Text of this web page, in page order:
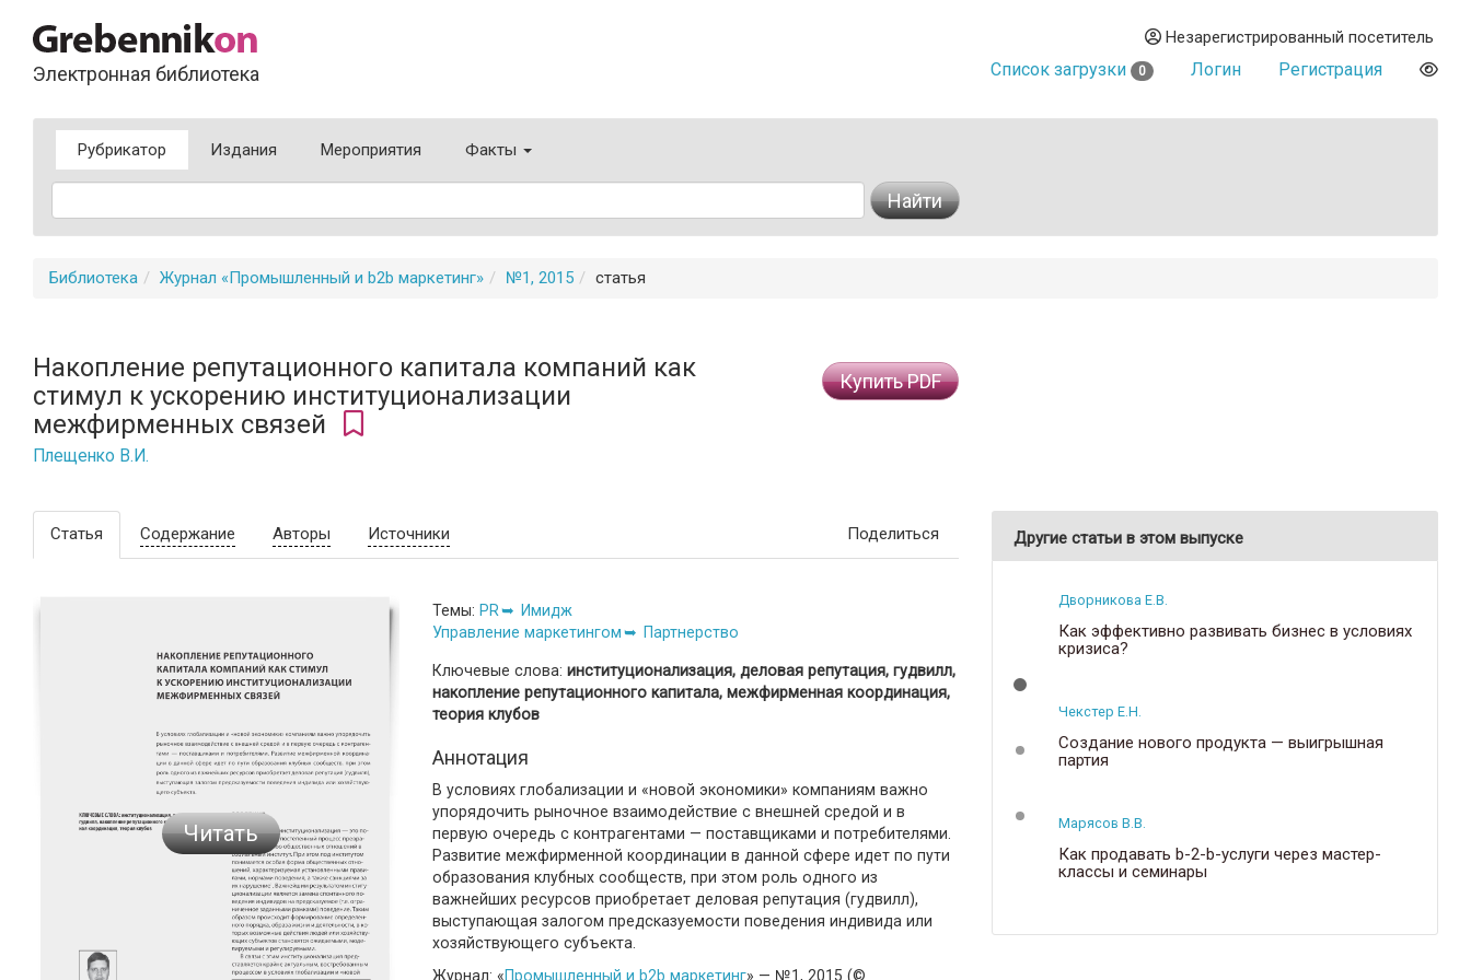
Электронная библиотека
Незарегистрированный посетитель
Список загрузки 0 Логин Регистрация
Рубрикатор Издания Мероприятия Факты
Найти
Библиотека Журнал «Промышленный и b2b маркетинг» №1, 2015 статья
Накопление репутационного капитала компаний как
стимул к ускорению институционализации
межфирменных связей
Плещенко В.И.
Купить PDF
Статья Содержание Авторы Источники Поделиться
Читать
Темы: PR
Имидж
Управление маркетингом
Партнерство
Ключевые слова: институционализация, деловая репутация, гудвилл,
накопление репутационного капитала, межфирменная координация,
теория клубов
Аннотация
В условиях глобализации и «новой экономики» компаниям важно
упорядочить рыночное взаимодействие с внешней средой и в
первую очередь с контрагентами — поставщиками и потребителями.
Развитие межфирменной координации в данной сфере идет по пути
образования клубных сообществ, при этом роль одного из
важнейших ресурсов приобретает деловая репутация (гудвилл),
выступающая залогом предсказуемости поведения индивида или
хозяйствующего субъекта.
Журнал: «Промышленный и b2b маркетинг» — №1, 2015 (©
Другие статьи в этом выпуске
Дворникова Е.В.
Как эффективно развивать бизнес в условиях
кризиса?
Чекстер Е.Н.
Создание нового продукта — выигрышная
партия
Марясов В.В.
Как продавать b-2-b-услуги через мастер-
классы и семинары